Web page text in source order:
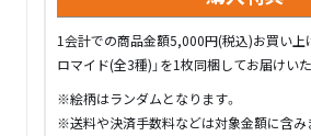
1会計での商品金額5,000円(税込)お買い上
ロマイド(全3種)」を1枚同梱してお届けいた
※絵柄はランダムとなります。
※送料や決済手数料などは対象金額に含み